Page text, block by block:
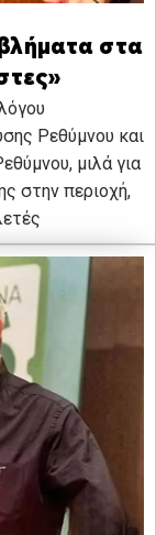
στα
Ρεθύμνου και
μιλά για
στην περιοχή,